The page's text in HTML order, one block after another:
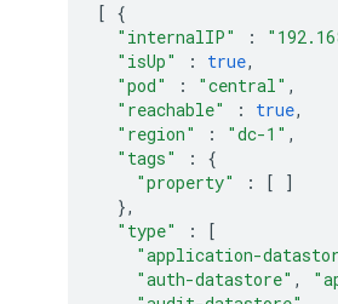
[ {
"internalIP"
:
"isUp"
: true,
"pod"
: "central" ,
"reachable"
: true,
"region"
: "dc-1" ,
"tags"
:
{
"property"
: [
]
},
"type"
:
[
"application-
"auth-datastore" ,